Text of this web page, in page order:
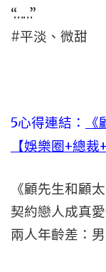
“……”
#平淡、微甜
5心得連結：
【娛樂圈+總裁
《顧先生和顧
契約戀人成真
兩人年齡差：